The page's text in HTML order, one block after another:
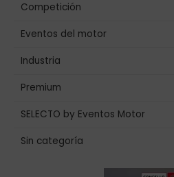
Competición
Eventos del motor
Industria
Premium
SELECTO by Eventos Motor
Sin categoría